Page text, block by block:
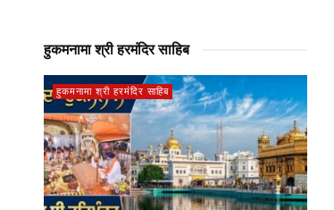
हुकमनामा श्री हरमंदिर साहिब
हुकमनामा श्री हरमंदिर साहिब